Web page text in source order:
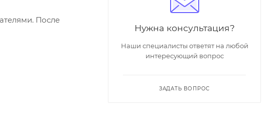
После
Нужна консультация?
Наши специалисты ответят на любой
интересующий вопрос
ЗАДАТЬ ВОПРОС